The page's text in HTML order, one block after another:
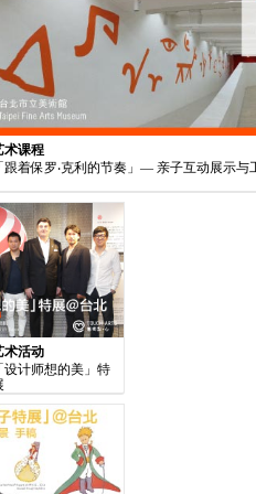
术课程
「跟着保罗‧克利的节奏」— 亲子互动展示与
术活动
「设计师想的美」特